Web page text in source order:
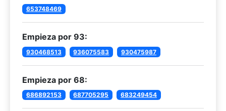
653748469
Empieza por 93:
930468513 936075583 930475987
Empieza por 68:
686892153 687705295 683249454